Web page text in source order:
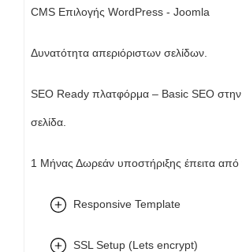
CMS Επιλογής WordPress - Joomla
Δυνατότητα απεριόριστων σελίδων.
SEO Ready πλατφόρμα – Basic SEO στην
σελίδα.
1 Μήνας Δωρεάν υποστήριξης έπειτα
Responsive Template
SSL Setup (Lets encrypt)